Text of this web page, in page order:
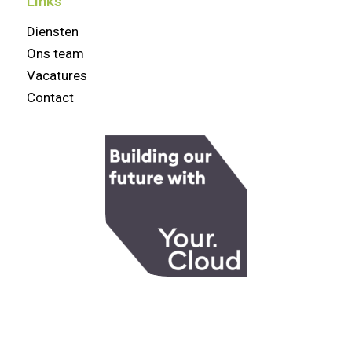
Diensten
Ons team
Vacatures
Contact